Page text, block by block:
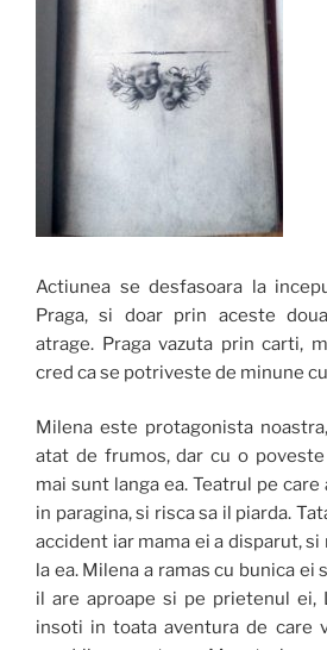
Actiunea se desfasoara la
Praga, si doar prin aceste
atrage. Praga vazuta prin carti,
cred ca se potriveste de minune
Milena este protagonista
atat de frumos, dar cu o
mai sunt langa ea. Teatrul pe
in paragina, si risca sa il piarda.
accident iar mama ei a disparut, si
la ea. Milena a ramas cu bunica ei
il are aproape si pe prietenul ei,
insoti in toata aventura de care